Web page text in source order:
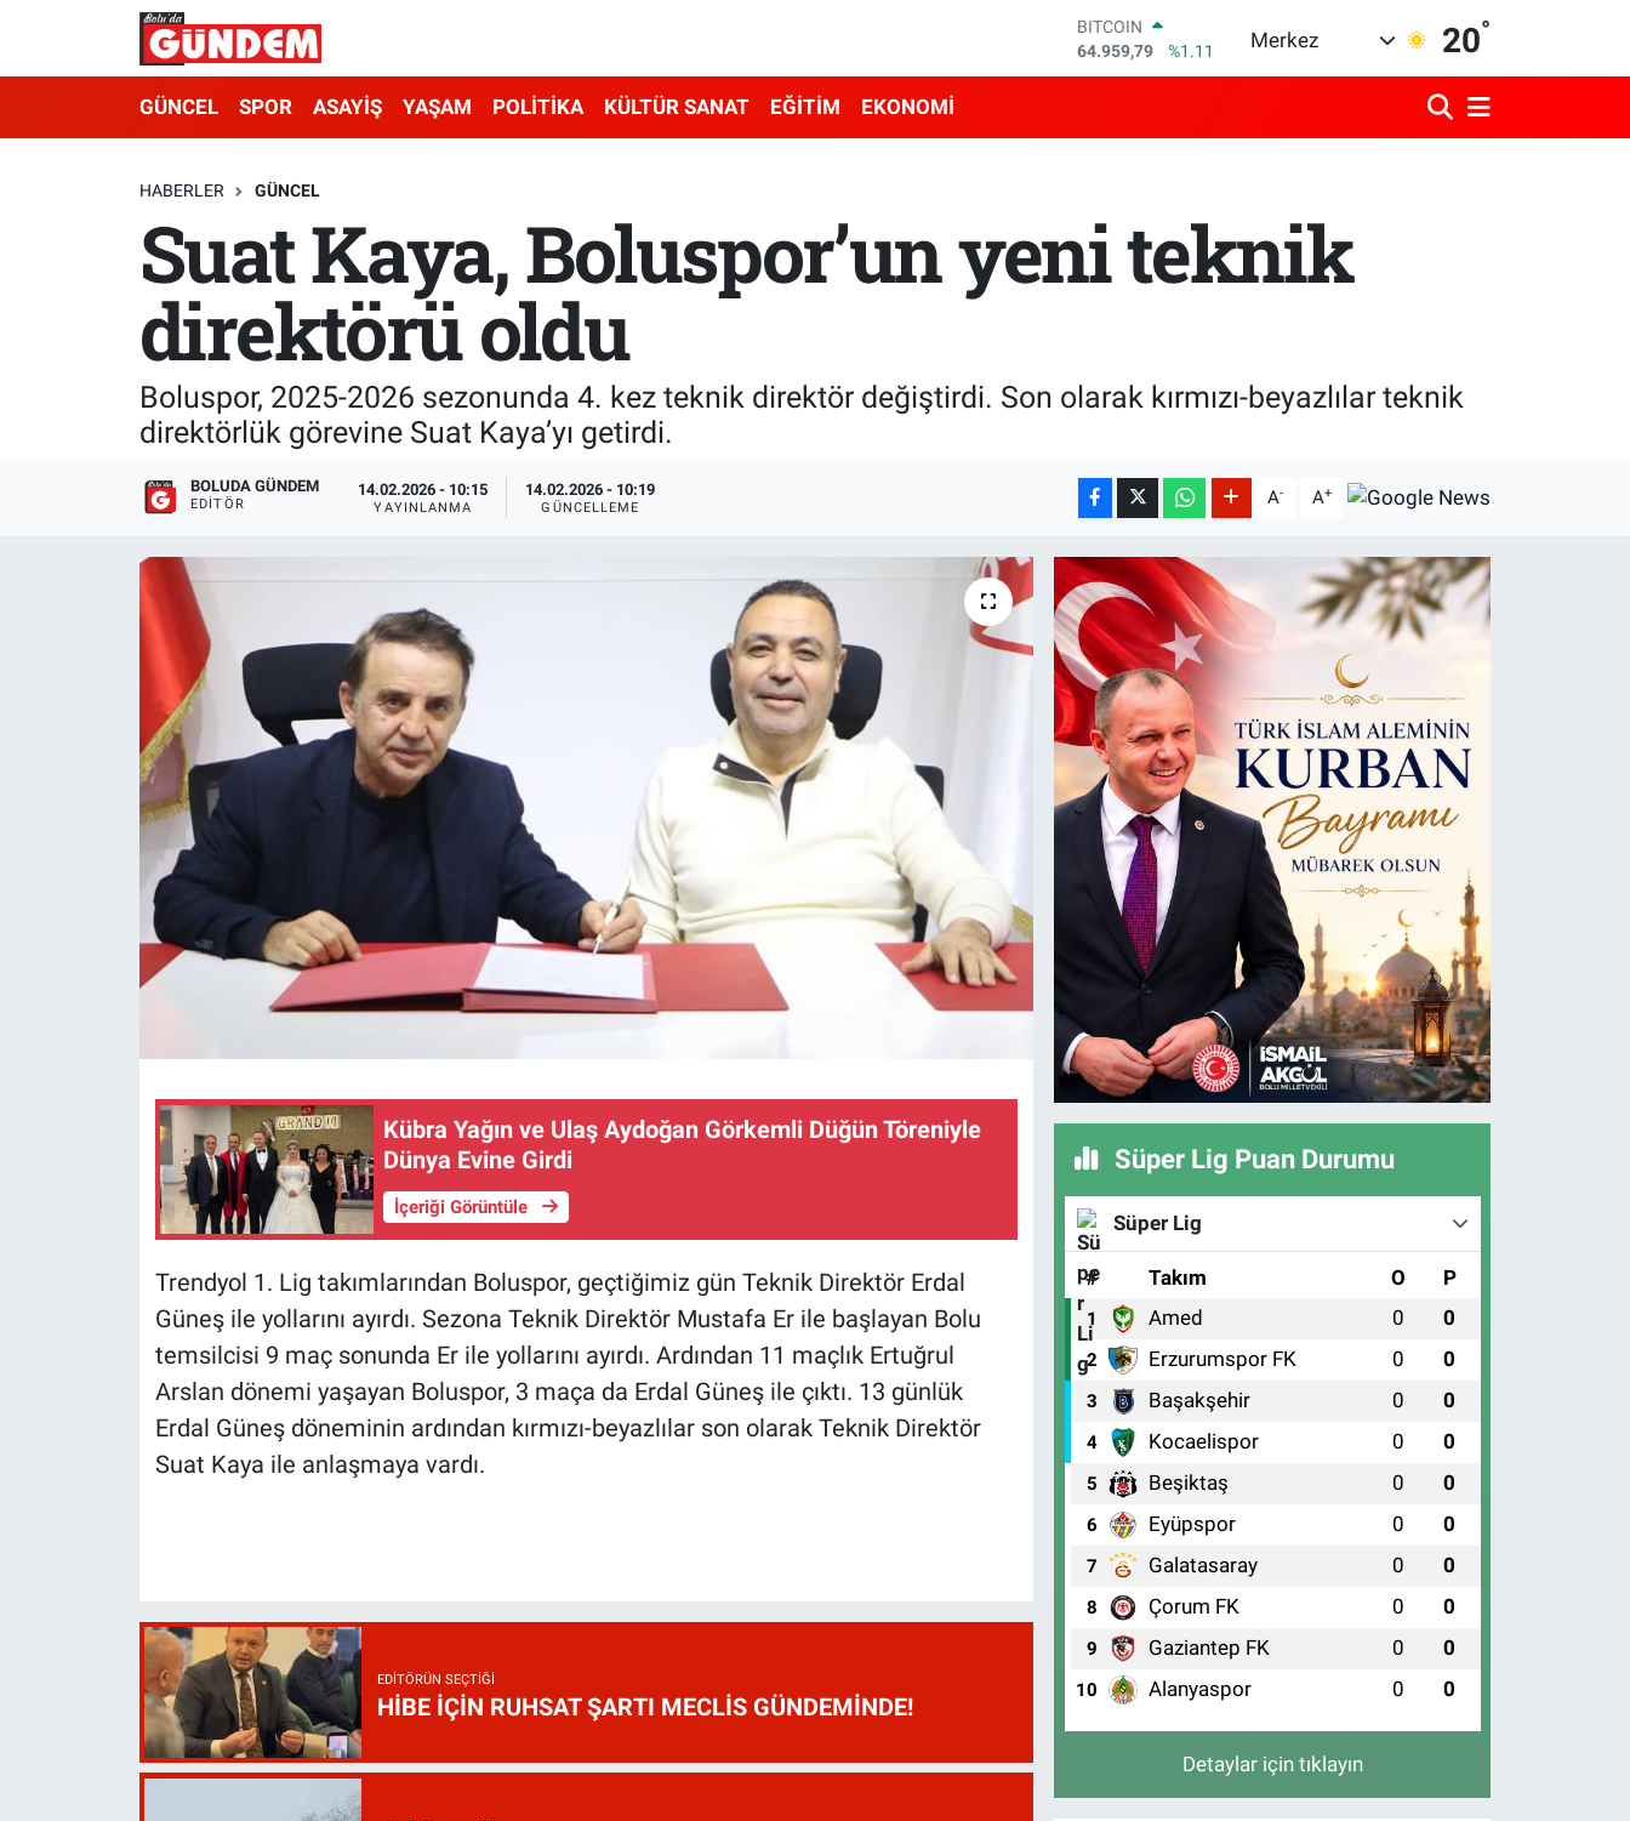
64.959,79
DOLAR
STERLİN
BİST100
%-14
Merkez 20°
GÜNCEL SPOR ASAYİŞ YAŞAM POLİTİKA KÜLTÜR SANAT EĞİTİM EKONOMİ
HABERLER GÜNCEL
Suat Kaya, Boluspor’un yeni teknik
direktörü oldu
Boluspor, 2025-2026 sezonunda 4. kez teknik direktör değiştirdi. Son olarak kırmızı-beyazlılar teknik
direktörlük görevine Suat Kaya’yı getirdi.
BOLUDA GÜNDEM
EDITÖR
14.02.2026 - 10:15
YAYINLANMA
14.02.2026 - 10:19
GÜNCELLEME A- A+
Kübra Yağın ve Ulaş Aydoğan Görkemli Düğün Töreniyle
Dünya Evine Girdi
İçeriği Görüntüle
Trendyol 1. Lig takımlarından Boluspor, geçtiğimiz gün Teknik Direktör Erdal
Güneş ile yollarını ayırdı. Sezona Teknik Direktör Mustafa Er ile başlayan Bolu
temsilcisi 9 maç sonunda Er ile yollarını ayırdı. Ardından 11 maçlık Ertuğrul
Arslan dönemi yaşayan Boluspor, 3 maça da Erdal Güneş ile çıktı. 13 günlük
Erdal Güneş döneminin ardından kırmızı-beyazlılar son olarak Teknik Direktör
Suat Kaya ile anlaşmaya vardı.
EDITÖRÜN SEÇTIĞI
HİBE İÇİN RUHSAT ŞARTI MECLİS GÜNDEMİNDE!
Süper Lig Puan Durumu
Süper Lig
# Takım O P
1 Amed 0 0
2 Erzurumspor FK 0 0
3 Başakşehir 0 0
4 Kocaelispor 0 0
5 Beşiktaş 0 0
6 Eyüpspor 0 0
7 Galatasaray 0 0
8 Çorum FK 0 0
9 Gaziantep FK 0 0
10 Alanyaspor 0 0
Detaylar için tıklayın
Merkez Nöbetçi Eczaneler
Süper Lig Puan Durumu ve Fikstür
Tüm Manşetler
Son Dakika Haberleri